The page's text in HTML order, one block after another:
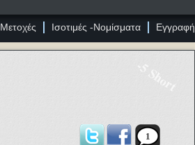
Μετοχές Ισοτιμές -Νομίσματα Εγγραφή
-5 Short
1